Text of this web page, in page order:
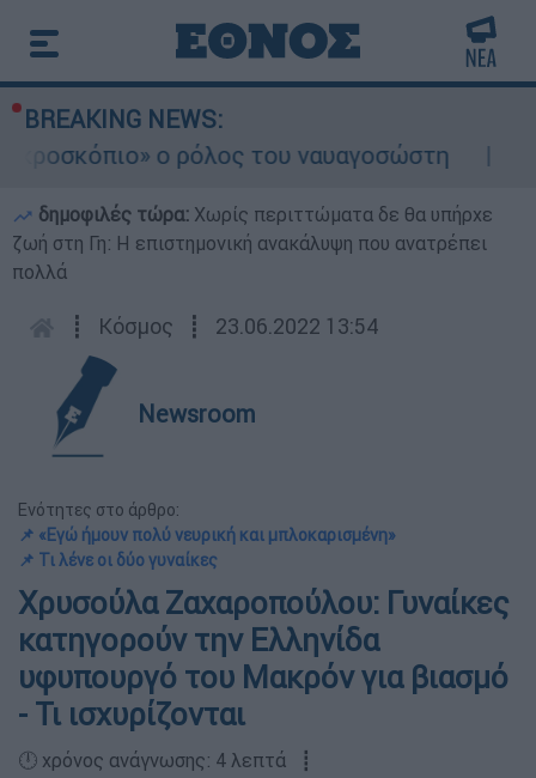
BREAKING NEWS:
ο ρόλος του ναυαγοσώστη
δημοφιλές τώρα: Χωρίς περιττώματα δε θα υπήρχε
ζωή στη Γη: Η επιστημονική ανακάλυψη που ανατρέπει
πολλά
┋ Κόσμος ┋ 23.06.2022 13:54
Newsroom
Ενότητες στο άρθρο:
📌 «Εγώ ήμουν πολύ νευρική και μπλοκαρισμένη»
📌 Τι λένε οι δύο γυναίκες
Χρυσούλα Ζαχαροπούλου: Γυναίκες
κατηγορούν την Ελληνίδα
υφυπουργό του Μακρόν για βιασμό
- Τι ισχυρίζονται
🕛 χρόνος ανάγνωσης: 4 λεπτά ┋